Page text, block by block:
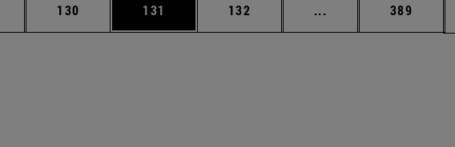
Páginas intermedias Use TAB para desplazarse.
Página
130 Página
131 Página
132 ... Páginas Página
389